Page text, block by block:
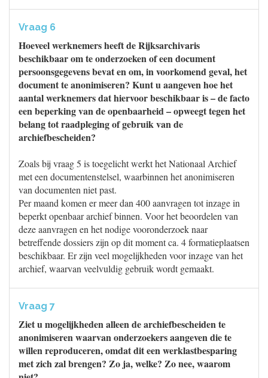
Vraag 6
Hoeveel werknemers heeft de Rijksarchivaris
beschikbaar om te onderzoeken of een document
persoonsgegevens bevat en om, in voorkomend geval, het
document te anonimiseren? Kunt u aangeven hoe het
aantal werknemers dat hiervoor beschikbaar is – de facto
een beperking van de openbaarheid – opweegt tegen het
belang tot raadpleging of gebruik van de
archiefbescheiden?
Zoals bij vraag 5 is toegelicht werkt het Nationaal Archief
met een documentenstelsel, waarbinnen het anonimiseren
van documenten niet past.
Per maand komen er meer dan 400 aanvragen tot inzage in
beperkt openbaar archief binnen. Voor het beoordelen van
deze aanvragen en het nodige vooronderzoek naar
betreffende dossiers zijn op dit moment ca. 4 formatieplaatsen
beschikbaar. Er zijn veel mogelijkheden voor inzage van het
archief, waarvan veelvuldig gebruik wordt gemaakt.
Vraag 7
Ziet u mogelijkheden alleen de archiefbescheiden te
anonimiseren waarvan onderzoekers aangeven die te
willen reproduceren, omdat dit een werklastbesparing
met zich zal brengen? Zo ja, welke? Zo nee, waarom